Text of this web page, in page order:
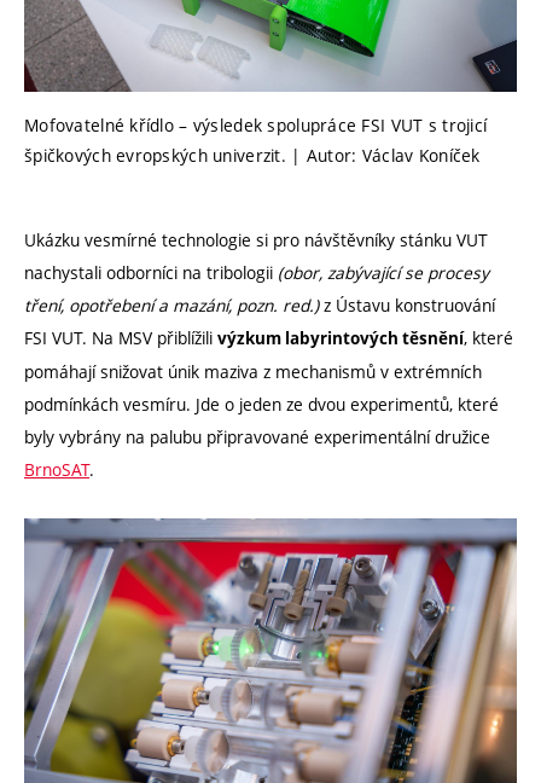
Mofovatelné křídlo – výsledek spolupráce FSI VUT s trojicí
špičkových evropských univerzit. | Autor: Václav Koníček
Ukázku vesmírné technologie si pro návštěvníky stánku VUT
nachystali odborníci na tribologii (obor, zabývající se procesy
tření, opotřebení a mazání, pozn. red.)z Ústavu konstruování
FSI VUT. Na MSV přiblížili výzkum labyrintových těsnění, které
pomáhají snižovat únik maziva z mechanismů v extrémních
podmínkách vesmíru. Jde o jeden ze dvou experimentů, které
byly vybrány na palubu připravované experimentální družice
BrnoSAT.